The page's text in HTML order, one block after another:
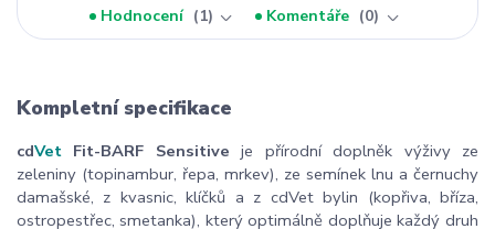
Hodnocení
1 Komentáře 0
Kompletní specifikace
cdVet Fit-BARF Sensitive je přírodní doplněk výživy ze
zeleniny (topinambur, řepa, mrkev), ze semínek lnu a černuchy
damašské, z kvasnic, klíčků a z cdVet bylin (kopřiva, bříza,
ostropestřec, smetanka), který optimálně doplňuje každý druh